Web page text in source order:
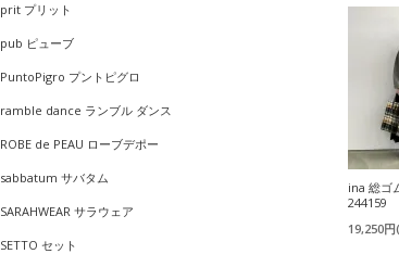
prit プリット
pub ピューブ
PuntoPigro プントピグロ
ramble dance ランブル ダンス
ROBE de PEAU ローブデポー
sabbatum サバタム
SARAHWEAR サラウェア
SETTO セット
ina 総ゴ
244159
19,250